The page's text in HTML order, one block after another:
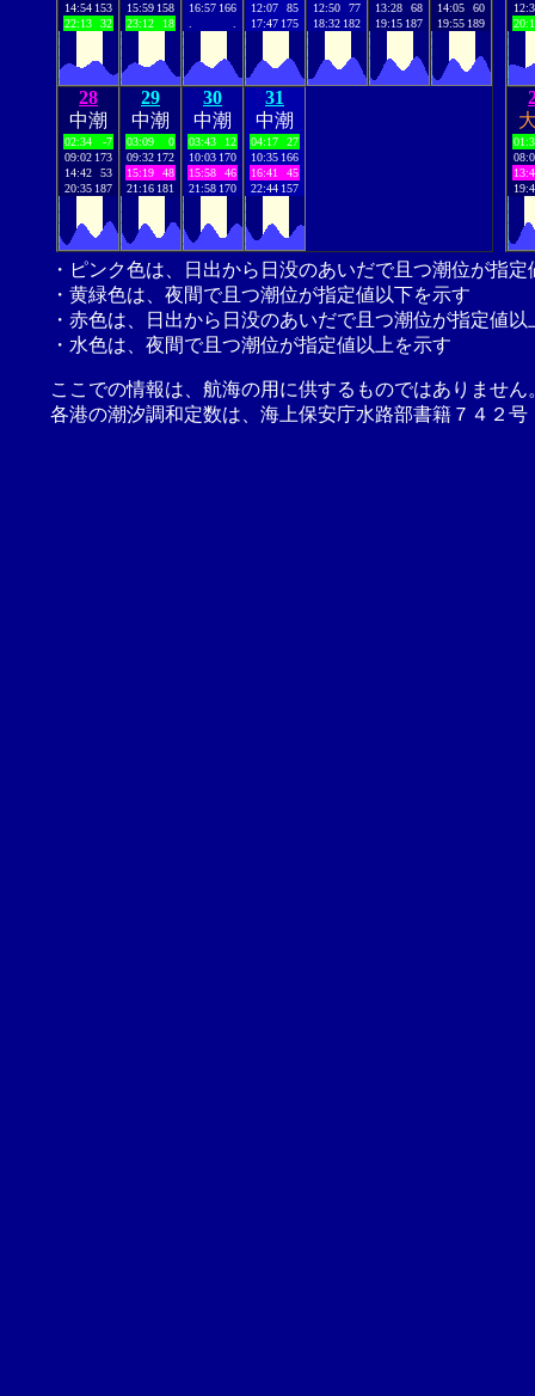
14:54 153
22:13
32
15:59 158
23:12
18
16:57 166
12:07
85
17:47 175
12:50
77
18:32 182
13:28
68
19:15 187
14:05
60
19:55 189
28
中潮
02:34
-7
09:02 173
14:42
53
20:35 187
29
中潮
03:09
0
09:32 172
15:19
48
21:16 181
30
中潮
03:43
12
10:03 170
15:58
46
21:58 170
31
中潮
04:17
27
10:35 166
16:41
45
22:44 157
・ピンク色は、日出から日没のあいだで且つ潮位が指
・黄緑色は、夜間で且つ潮位が指定値以下を示す
・赤色は、日出から日没のあいだで且つ潮位が指定値以
・水色は、夜間で且つ潮位が指定値以上を示す
ここでの情報は、航海の用に供するものではありませ
各港の潮汐調和定数は、海上保安庁水路部書籍７４２